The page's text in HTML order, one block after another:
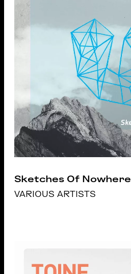
Sketches Of Nowhere
VARIOUS ARTISTS